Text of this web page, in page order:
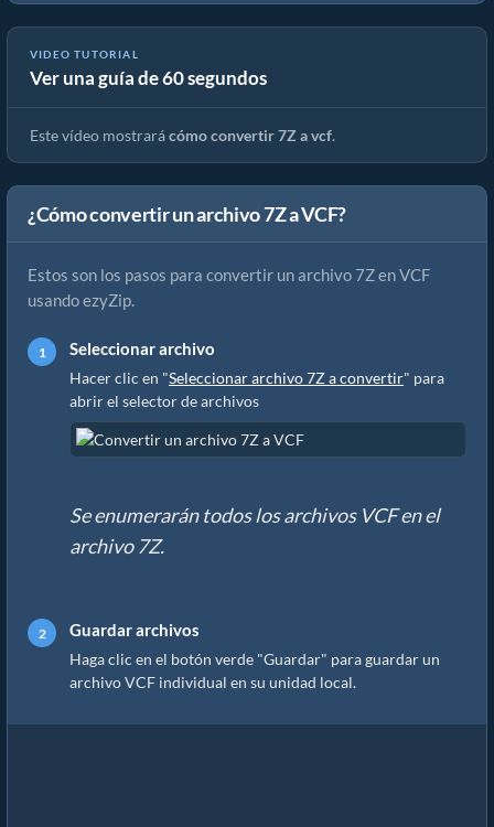
VIDEO TUTORIAL
Ver una guía de 60 segundos
Convertir 7z A Archivo Normal En Línea (Guía Sencilla)
Este vídeo mostrarácómo convertir 7Z a vcf.
¿Cómo convertir un archivo 7Z a VCF?
Estos son los pasos para convertir un archivo 7Z en VCF
usando ezyZip.
Seleccionar archivo
Hacer clic en "Seleccionar archivo 7Z a convertir" para
abrir el selector de archivos
Se enumerarán todos los archivos VCF en el
archivo 7Z.
Guardar archivos
Haga clic en el botón verde "Guardar" para guardar un
archivo VCF individual en su unidad local.